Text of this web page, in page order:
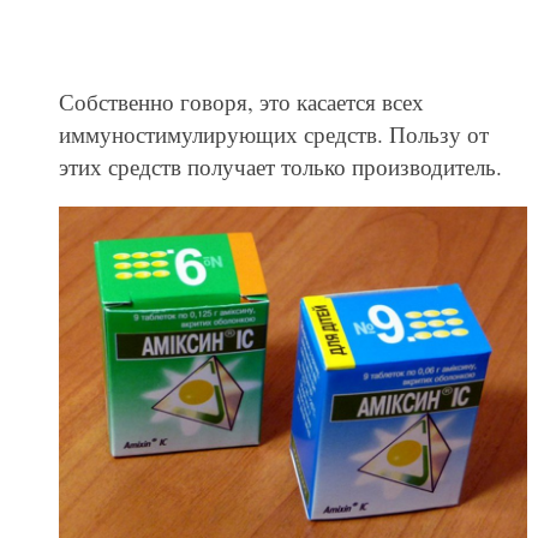
Собственно говоря, это касается всех
иммуностимулирующих средств. Пользу от
этих средств получает только производитель.